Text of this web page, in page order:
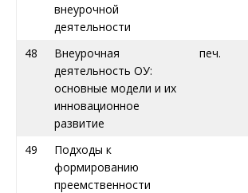
внеурочной
деятельности
48
Внеурочная
деятельность ОУ:
основные модели и их
инновационное
развитие
печ.
49
Подходы к
формированию
преемственности